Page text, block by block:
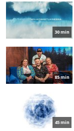
30 min
85 min
45 min